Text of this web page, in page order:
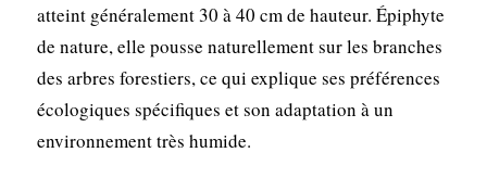
atteint généralement 30 à 40 cm de hauteur. Épiphyte
de nature, elle pousse naturellement sur les branches
des arbres forestiers, ce qui explique ses préférences
écologiques spécifiques et son adaptation à un
environnement très humide.